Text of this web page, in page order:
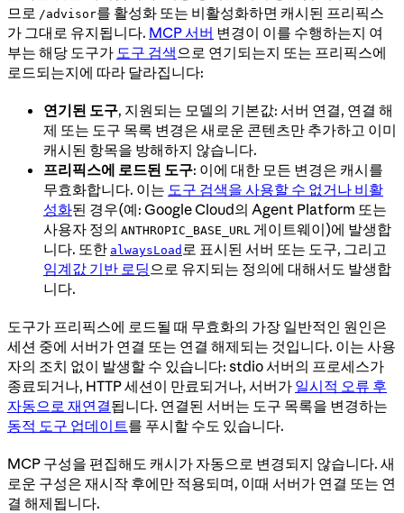
므로 /advisor를 활성화 또는 비활성화하면 캐시된 프리픽스
가 그대로 유지됩니다. MCP 서버 변경이 이를 수행하는지 여
부는 해당 도구가 도구 검색 으로 연기되는지 또는 프리픽스에
로드되는지에 따라 달라집니다:
연기된 도구, 지원되는 모델의 기본값: 서버 연결, 연결 해
제 또는 도구 목록 변경은 새로운 콘텐츠만 추가하고 이미
캐시된 항목을 방해하지 않습니다.
프리픽스에 로드된 도구: 이에 대한 모든 변경은 캐시를
무효화합니다. 이는 도구 검색을 사용할 수 없거나 비활
성화된 경우(예: Google Cloud의 Agent Platform 또는
사용자 정의 ANTHROPIC_BASE_URL 게이트웨이)에 발생합
니다. 또한 alwaysLoad 로 표시된 서버 또는 도구, 그리고
임계값 기반 로딩 으로 유지되는 정의에 대해서도 발생합
니다.
도구가 프리픽스에 로드될 때 무효화의 가장 일반적인 원인은
세션 중에 서버가 연결 또는 연결 해제되는 것입니다. 이는 사용
자의 조치 없이 발생할 수 있습니다: stdio 서버의 프로세스가
종료되거나, HTTP 세션이 만료되거나, 서버가 일시적 오류 후
자동으로 재연결됩니다. 연결된 서버는 도구 목록을 변경하는
동적 도구 업데이트를 푸시할 수도 있습니다.
MCP 구성을 편집해도 캐시가 자동으로 변경되지 않습니다. 새
로운 구성은 재시작 후에만 적용되며, 이때 서버가 연결 또는 연
결 해제됩니다.